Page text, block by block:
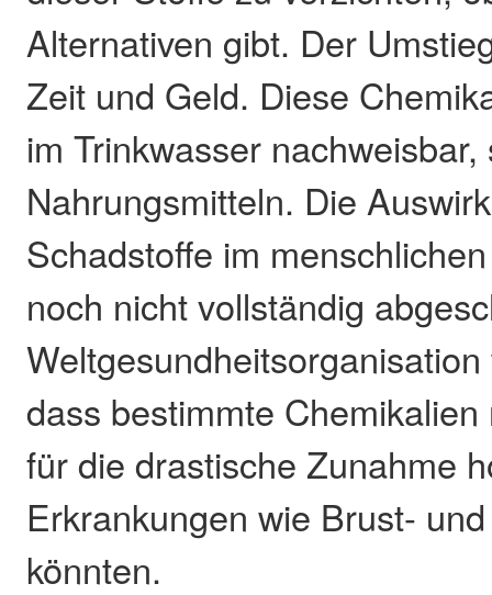
Alternativen gibt. Der
Zeit und Geld. Diese
im Trinkwasser
Nahrungsmitteln. Die
Schadstoffe im
noch nicht vollständig
dass bestimmte
für die drastische Zunahme
Erkrankungen wie Brust-
könnten.